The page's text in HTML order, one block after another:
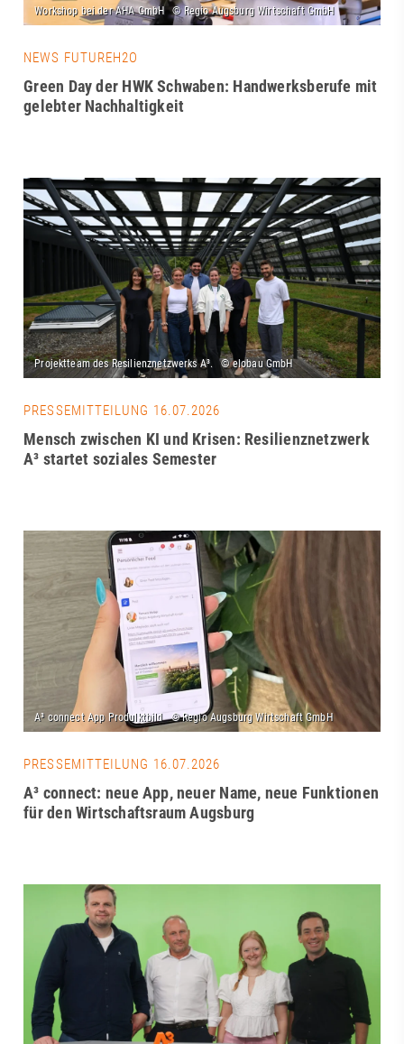
NEWS FUTUREH2O
Green Day der HWK Schwaben: Handwerksberufe mit
gelebter Nachhaltigkeit
PRESSEMITTEILUNG 16.07.2026
Mensch zwischen KI und Krisen: Resilienznetzwerk
A³ startet soziales Semester
PRESSEMITTEILUNG 16.07.2026
A³ connect: neue App, neuer Name, neue Funktionen
für den Wirtschaftsraum Augsburg